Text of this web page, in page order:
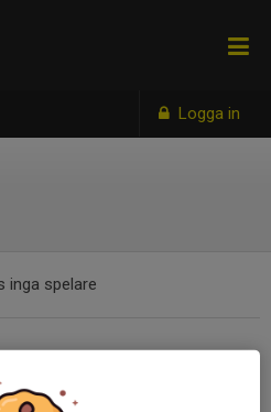
Logga in
inga spelare